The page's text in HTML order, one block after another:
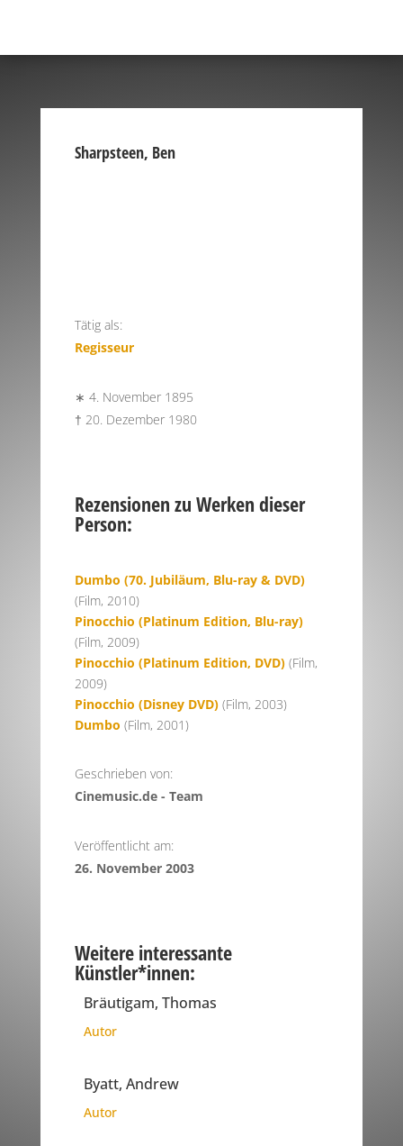
Sharpsteen, Ben
Tätig als:
Regisseur
∗ 4. November 1895
† 20. Dezember 1980
Rezensionen zu Werken dieser
Person:
Dumbo (70. Jubiläum, Blu-ray & DVD)
(Film, 2010)
Pinocchio (Platinum Edition, Blu-ray)
(Film, 2009)
Pinocchio (Platinum Edition, DVD)(Film,
2009)
Pinocchio (Disney DVD)(Film, 2003)
Dumbo (Film, 2001)
Geschrieben von:
Cinemusic.de - Team
Veröffentlicht am:
26. November 2003
Weitere interessante
Künstler*innen:
Bräutigam, Thomas
Autor
Byatt, Andrew
Autor